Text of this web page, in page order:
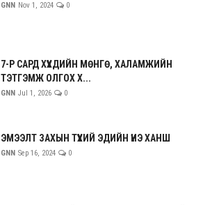
GNN Nov 1, 2024 0
7-Р САРД ХҮҮХДИЙН МӨНГӨ, ХАЛАМЖИЙН
ТЭТГЭМЖ ОЛГОХ Х...
GNN Jul 1, 2026 0
ЭМЭЭЛТ ЗАХЫН ТҮҮХИЙ ЭДИЙН ҮНЭ ХАНШ
GNN Sep 16, 2024 0